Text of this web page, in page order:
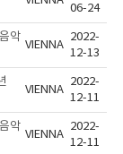
06-24
악
VIENNA
2022-
12-13
VIENNA
2022-
12-11
악
VIENNA
2022-
12-11